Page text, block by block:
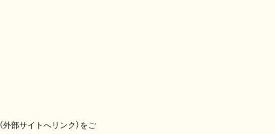
（外部サイトへリンク）をご